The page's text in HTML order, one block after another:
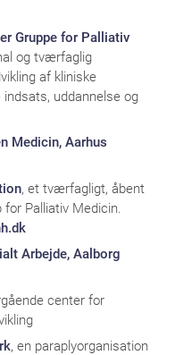
Gruppe for Palliativ
og tværfaglig
af kliniske
uddannelse og
Medicin, Aarhus
, et tværfagligt, åbent
Palliativ Medicin.
Arbejde, Aalborg
center for
, en paraplyorganisation